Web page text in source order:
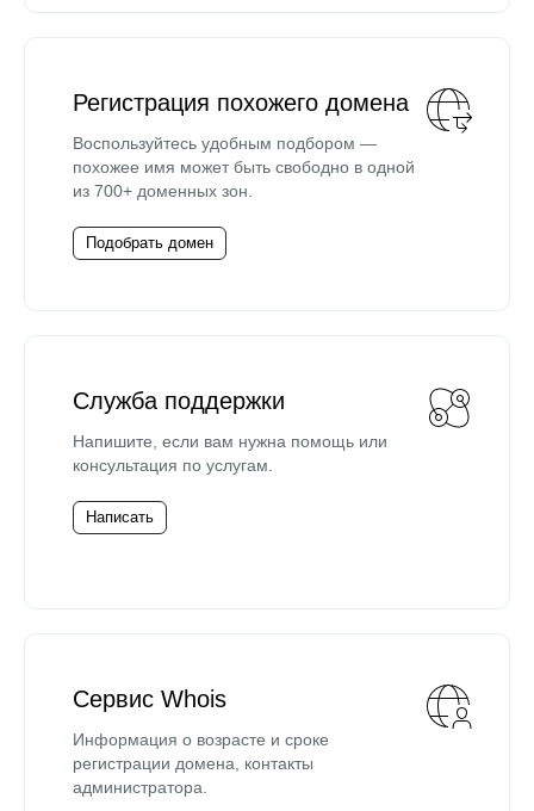
Регистрация похожего домена
Воспользуйтесь удобным подбором —
похожее имя может быть свободно в одной
из 700+ доменных зон.
Подобрать домен
Служба поддержки
Напишите, если вам нужна помощь или
консультация по услугам.
Написать
Сервис Whois
Информация о возрасте и сроке
регистрации домена, контакты
администратора.